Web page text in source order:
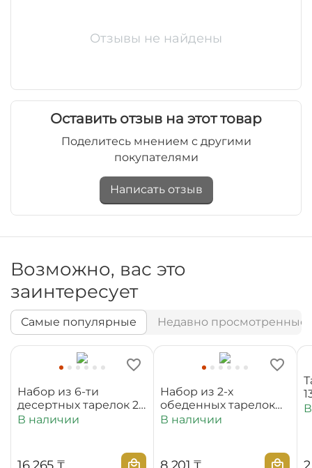
Отзывы не найдены
Оставить отзыв на этот товар
Поделитесь мнением с другими
покупателями
Написать отзыв
Возможно, вас это
заинтересует
Самые популярные Недавно просмотренные
Набор из 6-ти
десертных тарелок 20
см WL‑880100‑JV/6C
В наличии
Набор из 2-х
обеденных тарелок
25,5 см
В наличии